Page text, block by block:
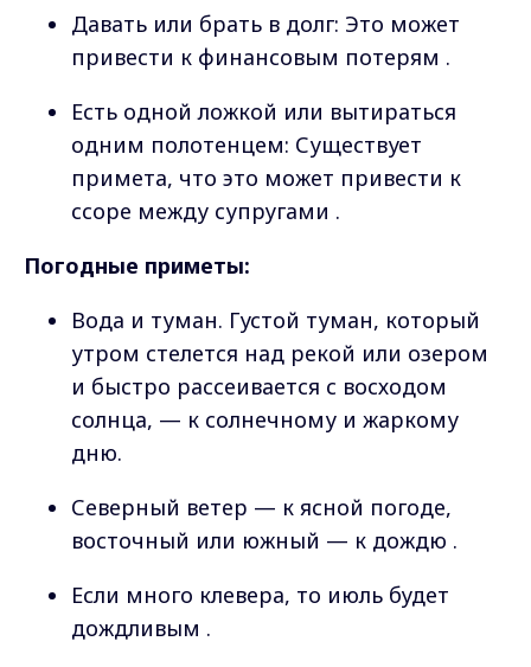
Давать или брать в долг: Это может
привести к финансовым потерям .
Есть одной ложкой или вытираться
одним полотенцем: Существует
примета, что это может привести к
ссоре между супругами .
Погодные приметы:
Вода и туман. Густой туман, который
утром стелется над рекой или озером
и быстро рассеивается с восходом
солнца, — к солнечному и жаркому
дню.
Северный ветер — к ясной погоде,
восточный или южный — к дождю .
Если много клевера, то июль будет
дождливым .